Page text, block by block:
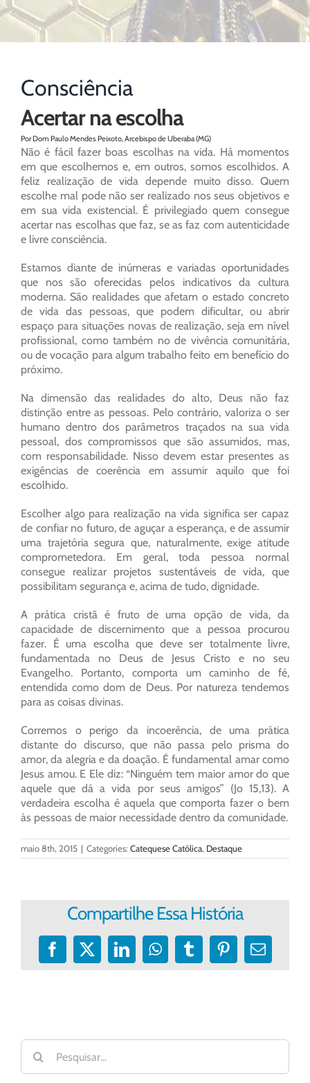
Consciência
Acertar na escolha
Por Dom Paulo Mendes Peixoto, Arcebispo de Uberaba (MG)
Não é fácil fazer boas escolhas na vida. Há momentos
em que escolhemos e, em outros, somos escolhidos. A
feliz realização de vida depende muito disso. Quem
escolhe mal pode não ser realizado nos seus objetivos e
em sua vida existencial. É privilegiado quem consegue
acertar nas escolhas que faz, se as faz com autenticidade
e livre consciência.
Estamos diante de inúmeras e variadas oportunidades
que nos são oferecidas pelos indicativos da cultura
moderna. São realidades que afetam o estado concreto
de vida das pessoas, que podem dificultar, ou abrir
espaço para situações novas de realização, seja em nível
profissional, como também no de vivência comunitária,
ou de vocação para algum trabalho feito em benefício do
próximo.
Na dimensão das realidades do alto, Deus não faz
distinção entre as pessoas. Pelo contrário, valoriza o ser
humano dentro dos parâmetros traçados na sua vida
pessoal, dos compromissos que são assumidos, mas,
com responsabilidade. Nisso devem estar presentes as
exigências de coerência em assumir aquilo que foi
escolhido.
Escolher algo para realização na vida significa ser capaz
de confiar no futuro, de aguçar a esperança, e de assumir
uma trajetória segura que, naturalmente, exige atitude
comprometedora. Em geral, toda pessoa normal
consegue realizar projetos sustentáveis de vida, que
possibilitam segurança e, acima de tudo, dignidade.
A prática cristã é fruto de uma opção de vida, da
capacidade de discernimento que a pessoa procurou
fazer. É uma escolha que deve ser totalmente livre,
fundamentada no Deus de Jesus Cristo e no seu
Evangelho. Portanto, comporta um caminho de fé,
entendida como dom de Deus. Por natureza tendemos
para as coisas divinas.
Corremos o perigo da incoerência, de uma prática
distante do discurso, que não passa pelo prisma do
amor, da alegria e da doação. É fundamental amar como
Jesus amou. E Ele diz: “Ninguém tem maior amor do que
aquele que dá a vida por seus amigos” (Jo 15,13). A
verdadeira escolha é aquela que comporta fazer o bem
às pessoas de maior necessidade dentro da comunidade.
maio 8th, 2015 | Categories: Catequese Católica, Destaque
Compartilhe Essa História
Facebook
X LinkedInWhatsApp
TumblrPinterest
E-
Buscar
resultados
para: